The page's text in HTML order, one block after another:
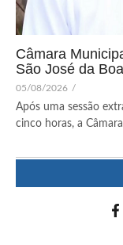
Câmara
São José da
05/08/2026 /
Após uma sessão
cinco horas, a